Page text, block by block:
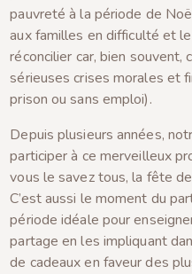
pauvreté à la période de
aux familles en difficulté et
réconcilier car, bien souvent,
sérieuses crises morales et
prison ou sans emploi).
Depuis plusieurs années,
participer à ce merveilleux
vous le savez tous, la fête
C’est aussi le moment du
période idéale pour
partage en les impliquant
de cadeaux en faveur des